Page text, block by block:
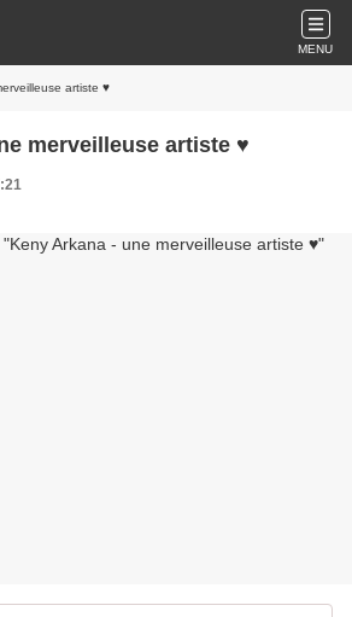
MENU
artiste ♥
merveilleuse artiste ♥